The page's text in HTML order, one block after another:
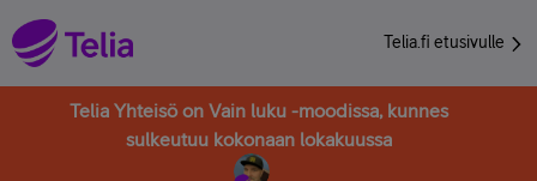
Telia.fi etusivulle
Telia Yhteisö on Vain luku -moodissa, kunnes
sulkeutuu kokonaan lokakuussa